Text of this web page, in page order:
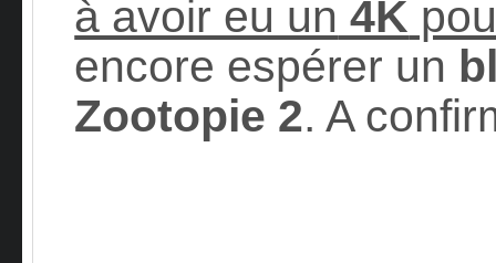
à avoir eu un 4K
encore espérer un
Zootopie 2. A